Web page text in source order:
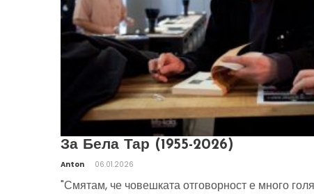
За Бела Тар (1955-2026)
Anton 06.01.2026
"Смятам, че човешката отговорност е много